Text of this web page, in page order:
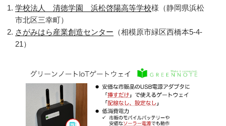
学校法人 清徳学園 浜松啓陽高等学校様（静岡県浜松
市北区三幸町）
さがみはら産業創造センター （相模原市緑区西橋本5-4-
21）